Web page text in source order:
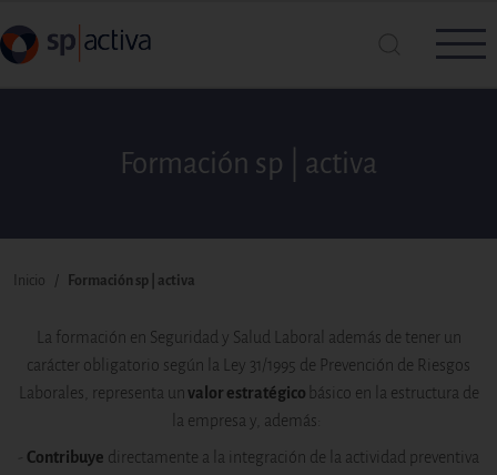
Busca en SP|Activa
Buscar
Formación sp | activa
Ruta de navegación
Inicio Formación sp | activa
La formación en Seguridad y Salud Laboral además de tener un
carácter obligatorio según la Ley 31/1995 de Prevención de Riesgos
Laborales, representa unvalor estratégico básico en la estructura de
la empresa y, además:
Contribuye directamente a la integración de la actividad preventiva